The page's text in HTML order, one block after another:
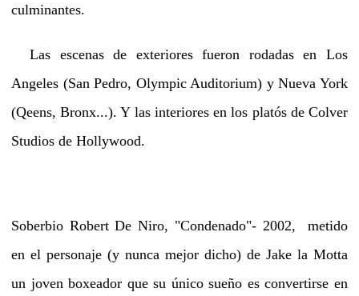
culminantes.
Las escenas de exteriores fueron rodadas en Los
Angeles (San Pedro, Olympic Auditorium) y Nueva York
(Qeens, Bronx...). Y las interiores en los platós de Colver
Studios de Hollywood.
Soberbio Robert De Niro, "Condenado"- 2002, metido
en el personaje (y nunca mejor dicho) de Jake la Motta
un joven boxeador que su único sueño es convertirse en